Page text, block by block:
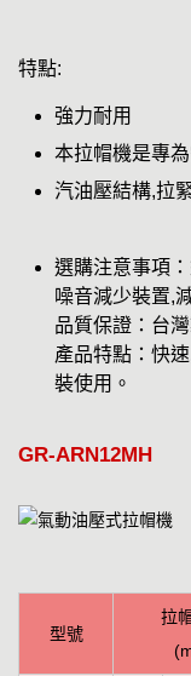
特點:
強力耐用
本拉帽機是專
汽油壓結構,拉
選購注意事項
噪音減少裝置,
品質保證：台灣
產品特點：快
裝使用。
GR-ARN12MH
型號
拉